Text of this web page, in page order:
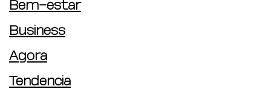
Bem-estar
Business
Agora
Tendência